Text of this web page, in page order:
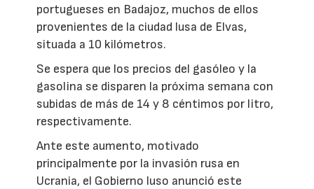
portugueses en Badajoz, muchos de ellos
provenientes de la ciudad lusa de Elvas,
situada a 10 kilómetros.
Se espera que los precios del gasóleo y la
gasolina se disparen la próxima semana con
subidas de más de 14 y 8 céntimos por litro,
respectivamente.
Ante este aumento, motivado
principalmente por la invasión rusa en
Ucrania, el Gobierno luso anunció este